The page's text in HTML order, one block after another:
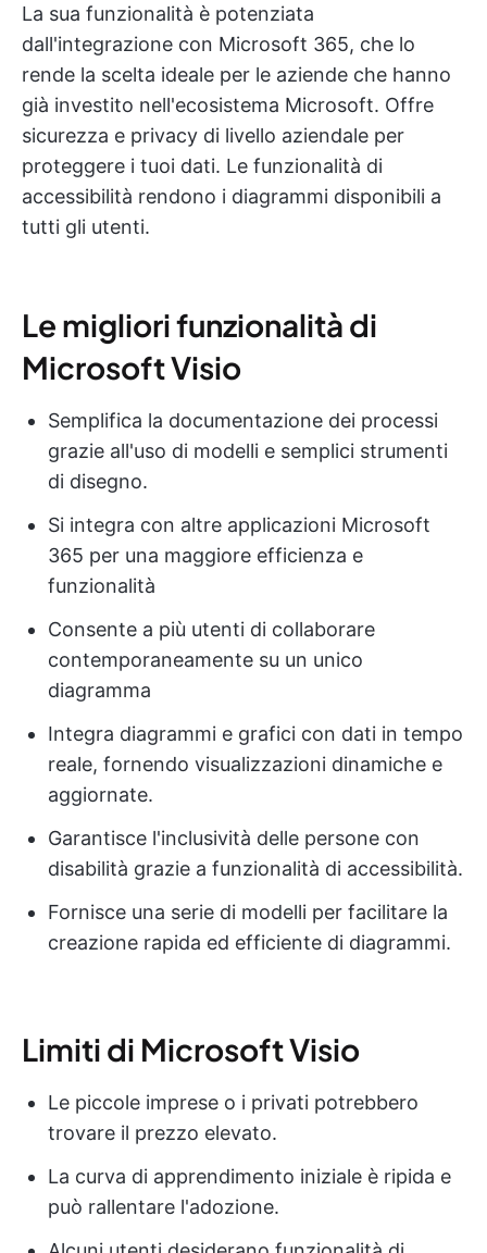
La sua funzionalità è potenziata
dall'integrazione con Microsoft 365, che lo
rende la scelta ideale per le aziende che hanno
già investito nell'ecosistema Microsoft. Offre
sicurezza e privacy di livello aziendale per
proteggere i tuoi dati. Le funzionalità di
accessibilità rendono i diagrammi disponibili a
tutti gli utenti.
Le migliori funzionalità di
Microsoft Visio
Semplifica la documentazione dei processi
grazie all'uso di modelli e semplici strumenti
di disegno.
Si integra con altre applicazioni Microsoft
365 per una maggiore efficienza e
funzionalità
Consente a più utenti di collaborare
contemporaneamente su un unico
diagramma
Integra diagrammi e grafici con dati in tempo
reale, fornendo visualizzazioni dinamiche e
aggiornate.
Garantisce l'inclusività delle persone con
disabilità grazie a funzionalità di accessibilità.
Fornisce una serie di modelli per facilitare la
creazione rapida ed efficiente di diagrammi.
Limiti di Microsoft Visio
Le piccole imprese o i privati potrebbero
trovare il prezzo elevato.
La curva di apprendimento iniziale è ripida e
può rallentare l'adozione.